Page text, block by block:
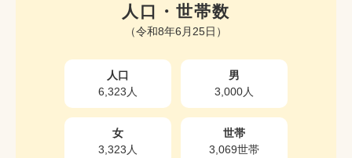
人口・世帯数
（令和8年6月25日）
人口
6,323人
男
3,000人
女
3,323人
世帯
3,069世帯